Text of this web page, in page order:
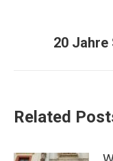
20 Jahre
Related